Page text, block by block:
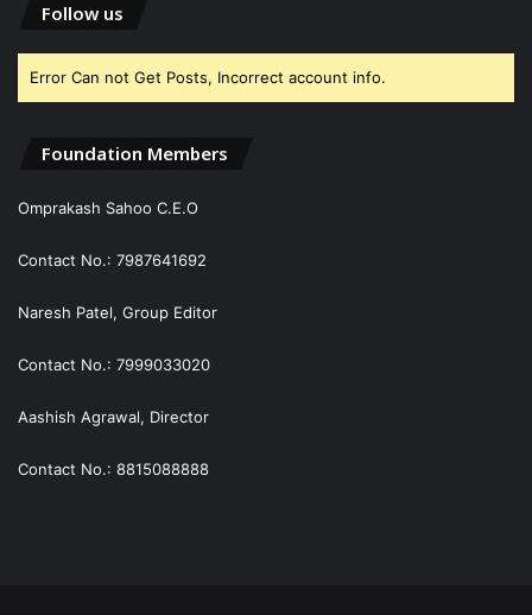
Follow us
Error Can not Get Posts, Incorrect account info.
Foundation Members
Omprakash Sahoo C.E.O
Contact No.: 7987641692
Naresh Patel, Group Editor
Contact No.: 7999033020
Aashish Agrawal, Director
Contact No.: 8815088888